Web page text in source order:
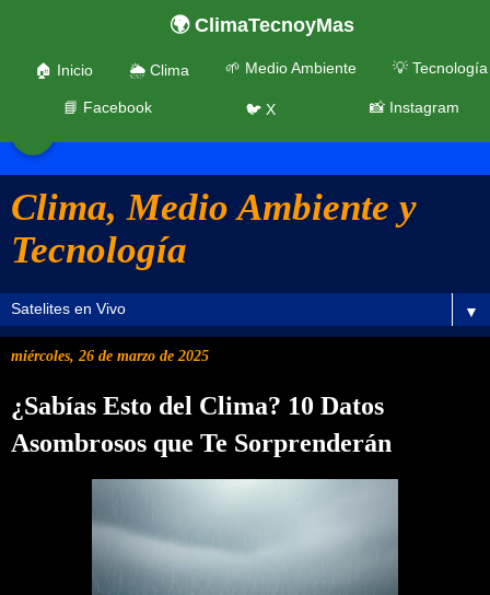
Clima, Medio Ambiente y
Tecnología
🌍 ClimaTecnoyMas
🏠 Inicio 🌦️ Clima 🌱 Medio Ambiente 💡 Tecnología
📘 Facebook 🐦 X 📸 Instagram
▼
miércoles, 26 de marzo de 2025
¿Sabías Esto del Clima? 10 Datos
Asombrosos que Te Sorprenderán